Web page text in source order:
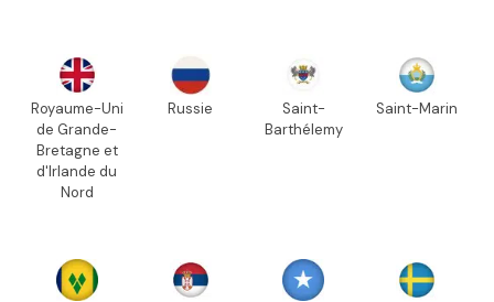
Royaume-Uni
de Grande-
Bretagne et
d'Irlande du
Nord
Russie
Saint-
Barthélemy
Saint-Marin